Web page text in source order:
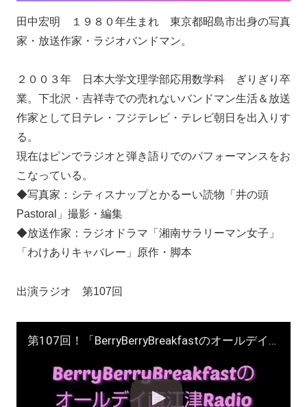
田中宏明 １９８０年生まれ 東京都昭島市出身の写真
家・放送作家・ラジオバンドマン。
２００３年 日本大学文理学部応用数学科 ぎりぎり卒
業。下北沢・吉祥寺での売れないバンドマン生活＆放送
作家として日テレ・フジテレビ・テレビ朝日を出入りす
る。
現在はピンでラジオと弾き語りでのパフォーマンスをお
こなっている。
◆写真家：シティスナップとかるーい読物「井の頭
Pastoral」撮影・編集
◆放送作家：ラジオドラマ「湘南サラリーマン女子」
「わけありキャバレー」原作・脚本
出演ラジオ 第107回
第107回！「BerryBerryBreakfastのオールデイズ直江津Radio」ヨーグルト田中とDJシューカイ 萌える熱海を歩く